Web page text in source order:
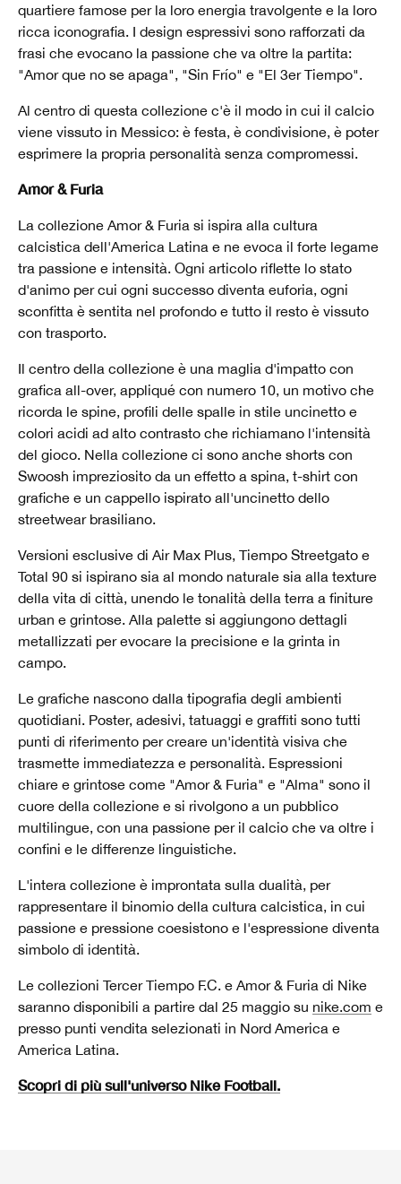
quartiere famose per la loro energia travolgente e la loro
ricca iconografia. I design espressivi sono rafforzati da
frasi che evocano la passione che va oltre la partita:
"Amor que no se apaga", "Sin Frío" e "El 3er Tiempo".
Al centro di questa collezione c'è il modo in cui il calcio
viene vissuto in Messico: è festa, è condivisione, è poter
esprimere la propria personalità senza compromessi.
Amor & Furia
La collezione Amor & Furia si ispira alla cultura
calcistica dell'America Latina e ne evoca il forte legame
tra passione e intensità. Ogni articolo riflette lo stato
d'animo per cui ogni successo diventa euforia, ogni
sconfitta è sentita nel profondo e tutto il resto è vissuto
con trasporto.
Il centro della collezione è una maglia d'impatto con
grafica all-over, appliqué con numero 10, un motivo che
ricorda le spine, profili delle spalle in stile uncinetto e
colori acidi ad alto contrasto che richiamano l'intensità
del gioco. Nella collezione ci sono anche shorts con
Swoosh impreziosito da un effetto a spina, t-shirt con
grafiche e un cappello ispirato all'uncinetto dello
streetwear brasiliano.
Versioni esclusive di Air Max Plus, Tiempo Streetgato e
Total 90 si ispirano sia al mondo naturale sia alla texture
della vita di città, unendo le tonalità della terra a finiture
urban e grintose. Alla palette si aggiungono dettagli
metallizzati per evocare la precisione e la grinta in
campo.
Le grafiche nascono dalla tipografia degli ambienti
quotidiani. Poster, adesivi, tatuaggi e graffiti sono tutti
punti di riferimento per creare un'identità visiva che
trasmette immediatezza e personalità. Espressioni
chiare e grintose come "Amor & Furia" e "Alma" sono il
cuore della collezione e si rivolgono a un pubblico
multilingue, con una passione per il calcio che va oltre i
confini e le differenze linguistiche.
L'intera collezione è improntata sulla dualità, per
rappresentare il binomio della cultura calcistica, in cui
passione e pressione coesistono e l'espressione diventa
simbolo di identità.
Le collezioni Tercer Tiempo F.C. e Amor & Furia di Nike
saranno disponibili a partire dal 25 maggio su nike.com e
presso punti vendita selezionati in Nord America e
America Latina.
Scopri di più sull'universo Nike Football.